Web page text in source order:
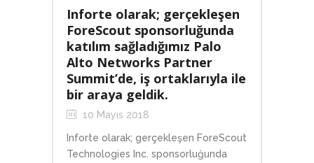
Inforte olarak; gerçekleşen
ForeScout sponsorluğunda
katılım sağladığımız Palo
Alto Networks Partner
Summit’de, iş ortaklarıyla ile
bir araya geldik.
10 Mayıs 2018
Inforte olarak; gerçekleşen ForeScout
Technologies Inc. sponsorluğunda